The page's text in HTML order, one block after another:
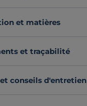
et matières
et traçabilité
conseils d'entretien